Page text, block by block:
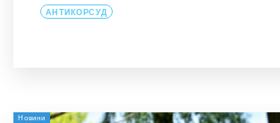
АНТИКОРСУД
Новини